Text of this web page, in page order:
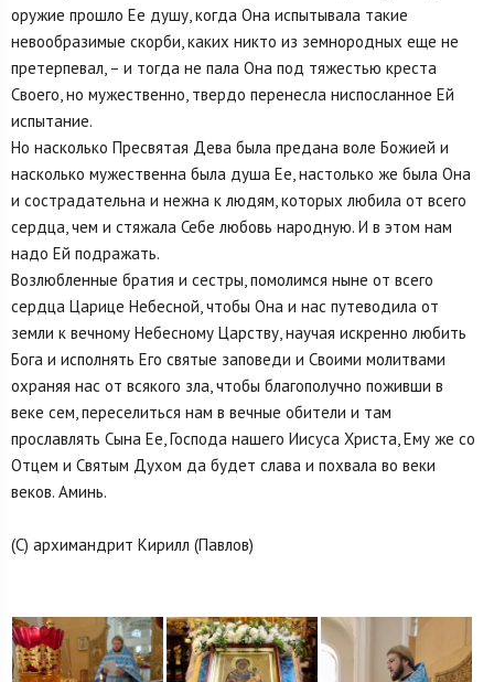
оружие прошло Ее душу, когда Она испытывала такие
невообразимые скорби, каких никто из земнородных еще не
претерпевал, – и тогда не пала Она под тяжестью креста
Своего, но мужественно, твердо перенесла ниспосланное Ей
испытание.
Но насколько Пресвятая Дева была предана воле Божией и
насколько мужественна была душа Ее, настолько же была Она
и сострадательна и нежна к людям, которых любила от всего
сердца, чем и стяжала Себе любовь народную. И в этом нам
надо Ей подражать.
Возлюбленные братия и сестры, помолимся ныне от всего
сердца Царице Небесной, чтобы Она и нас путеводила от
земли к вечному Небесному Царству, научая искренно любить
Бога и исполнять Его святые заповеди и Своими молитвами
охраняя нас от всякого зла, чтобы благополучно поживши в
веке сем, переселиться нам в вечные обители и там
прославлять Сына Ее, Господа нашего Иисуса Христа, Ему же со
Отцем и Святым Духом да будет слава и похвала во веки
веков. Аминь.
(С) архимандрит Кирилл (Павлов)